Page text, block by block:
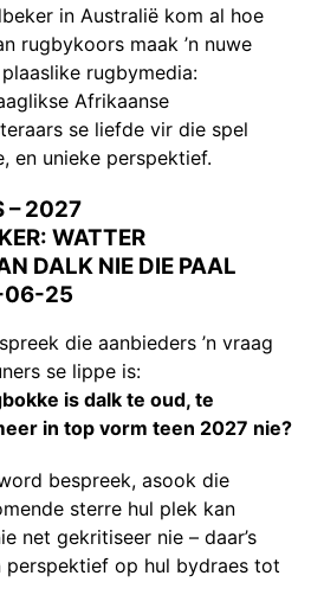
in Australië kom al hoe
rugbykoors maak ’n nuwe
rugbymedia:
Afrikaanse
se liefde vir die spel
en unieke perspektief.
– 2027
WATTER
DALK NIE DIE PAAL
06-25
die aanbieders ’n vraag
se lippe is:
is dalk te oud, te
in top vorm teen 2027 nie?
bespreek, asook die
sterre hul plek kan
net gekritiseer nie – daar’s
op hul bydraes tot